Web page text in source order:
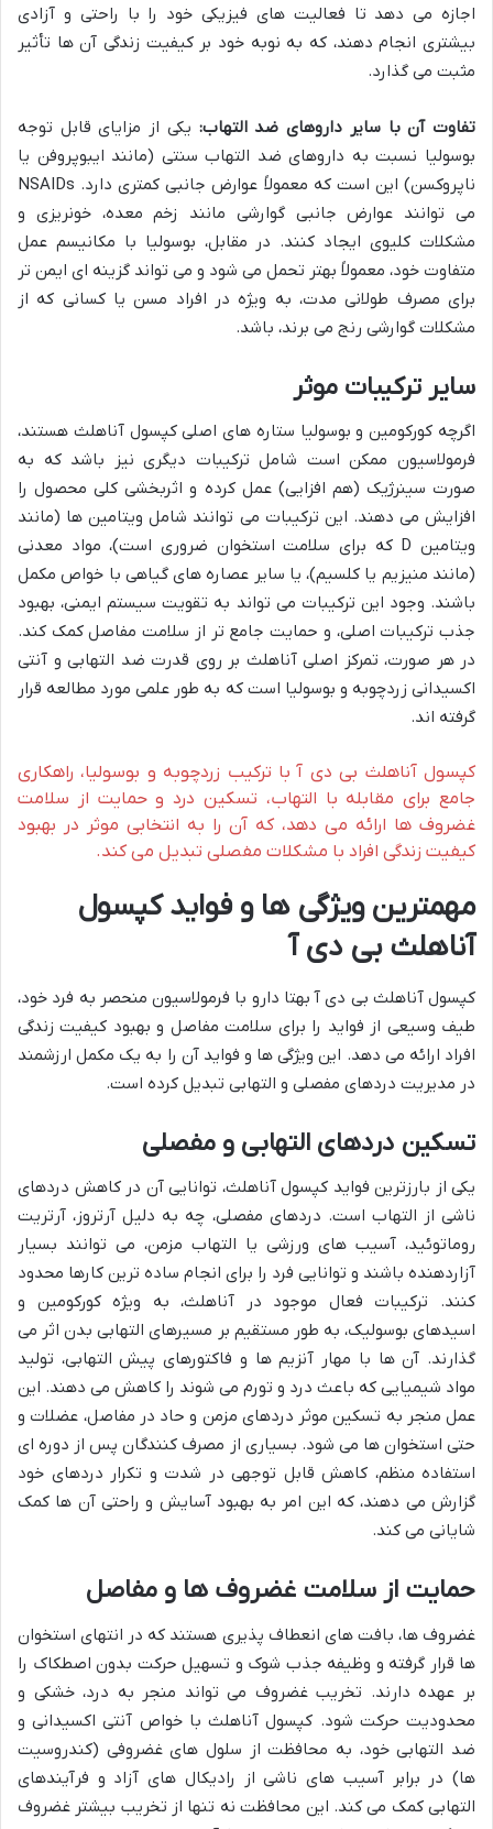
اجازه می دهد تا فعالیت های فیزیکی خود را با راحتی و آزادی
بیشتری انجام دهند، که به نوبه خود بر کیفیت زندگی آن ها تأثیر
مثبت می گذارد.
تفاوت آن با سایر داروهای ضد التهاب: یکی از مزایای قابل توجه
بوسولیا نسبت به داروهای ضد التهاب سنتی (مانند ایبوپروفن یا
ناپروکسن) این است که معمولاً عوارض جانبی کمتری دارد. NSAIDs
می توانند عوارض جانبی گوارشی مانند زخم معده، خونریزی و
مشکلات کلیوی ایجاد کنند. در مقابل، بوسولیا با مکانیسم عمل
متفاوت خود، معمولاً بهتر تحمل می شود و می تواند گزینه ای ایمن تر
برای مصرف طولانی مدت، به ویژه در افراد مسن یا کسانی که از
مشکلات گوارشی رنج می برند، باشد.
سایر ترکیبات موثر
اگرچه کورکومین و بوسولیا ستاره های اصلی کپسول آناهلث هستند،
فرمولاسیون ممکن است شامل ترکیبات دیگری نیز باشد که به
صورت سینرژیک (هم افزایی) عمل کرده و اثربخشی کلی محصول را
افزایش می دهند. این ترکیبات می توانند شامل ویتامین ها (مانند
ویتامین D که برای سلامت استخوان ضروری است)، مواد معدنی
(مانند منیزیم یا کلسیم)، یا سایر عصاره های گیاهی با خواص مکمل
باشند. وجود این ترکیبات می تواند به تقویت سیستم ایمنی، بهبود
جذب ترکیبات اصلی، و حمایت جامع تر از سلامت مفاصل کمک کند.
در هر صورت، تمرکز اصلی آناهلث بر روی قدرت ضد التهابی و آنتی
اکسیدانی زردچوبه و بوسولیا است که به طور علمی مورد مطالعه قرار
گرفته اند.
کپسول آناهلث بی دی آ با ترکیب زردچوبه و بوسولیا، راهکاری
جامع برای مقابله با التهاب، تسکین درد و حمایت از سلامت
غضروف ها ارائه می دهد، که آن را به انتخابی موثر در بهبود
کیفیت زندگی افراد با مشکلات مفصلی تبدیل می کند.
مهمترین ویژگی ها و فواید کپسول
آناهلث بی دی آ
کپسول آناهلث بی دی آ بهتا دارو با فرمولاسیون منحصر به فرد خود،
طیف وسیعی از فواید را برای سلامت مفاصل و بهبود کیفیت زندگی
افراد ارائه می دهد. این ویژگی ها و فواید آن را به یک مکمل ارزشمند
در مدیریت دردهای مفصلی و التهابی تبدیل کرده است.
تسکین دردهای التهابی و مفصلی
یکی از بارزترین فواید کپسول آناهلث، توانایی آن در کاهش دردهای
ناشی از التهاب است. دردهای مفصلی، چه به دلیل آرتروز، آرتریت
روماتوئید، آسیب های ورزشی یا التهاب مزمن، می توانند بسیار
آزاردهنده باشند و توانایی فرد را برای انجام ساده ترین کارها محدود
کنند. ترکیبات فعال موجود در آناهلث، به ویژه کورکومین و
اسیدهای بوسولیک، به طور مستقیم بر مسیرهای التهابی بدن اثر می
گذارند. آن ها با مهار آنزیم ها و فاکتورهای پیش التهابی، تولید
مواد شیمیایی که باعث درد و تورم می شوند را کاهش می دهند. این
عمل منجر به تسکین موثر دردهای مزمن و حاد در مفاصل، عضلات و
حتی استخوان ها می شود. بسیاری از مصرف کنندگان پس از دوره ای
استفاده منظم، کاهش قابل توجهی در شدت و تکرار دردهای خود
گزارش می دهند، که این امر به بهبود آسایش و راحتی آن ها کمک
شایانی می کند.
حمایت از سلامت غضروف ها و مفاصل
غضروف ها، بافت های انعطاف پذیری هستند که در انتهای استخوان
ها قرار گرفته و وظیفه جذب شوک و تسهیل حرکت بدون اصطکاک را
بر عهده دارند. تخریب غضروف می تواند منجر به درد، خشکی و
محدودیت حرکت شود. کپسول آناهلث با خواص آنتی اکسیدانی و
ضد التهابی خود، به محافظت از سلول های غضروفی (کندروسیت
ها) در برابر آسیب های ناشی از رادیکال های آزاد و فرآیندهای
التهابی کمک می کند. این محافظت نه تنها از تخریب بیشتر غضروف